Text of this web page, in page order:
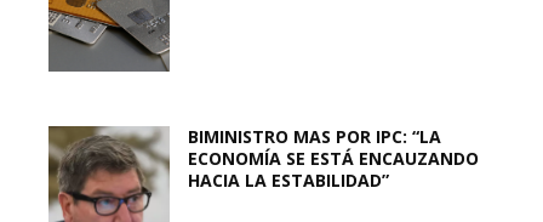
BIMINISTRO MAS POR IPC: “LA
ECONOMÍA SE ESTÁ ENCAUZANDO
HACIA LA ESTABILIDAD”